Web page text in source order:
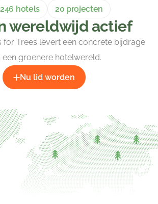
246 hotels 20 projecten
wereldwijd actief
for Trees levert een concrete bijdrage
een groenere hotelwereld.
Nu lid worden